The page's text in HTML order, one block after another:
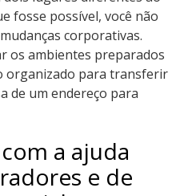
fosse possível, você não
corporativas.
os ambientes preparados
organizado para transferir
de um endereço para
a ajuda
e de